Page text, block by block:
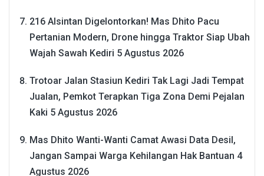
216 Alsintan Digelontorkan! Mas Dhito Pacu
Pertanian Modern, Drone hingga Traktor Siap Ubah
Wajah Sawah Kediri 5 Agustus 2026
Trotoar Jalan Stasiun Kediri Tak Lagi Jadi Tempat
Jualan, Pemkot Terapkan Tiga Zona Demi Pejalan
Kaki 5 Agustus 2026
Mas Dhito Wanti-Wanti Camat Awasi Data Desil,
Jangan Sampai Warga Kehilangan Hak Bantuan 4
Agustus 2026